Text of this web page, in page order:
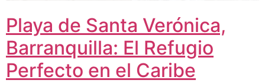
Playa de Santa Verónica,
Barranquilla: El Refugio
Perfecto en el Caribe